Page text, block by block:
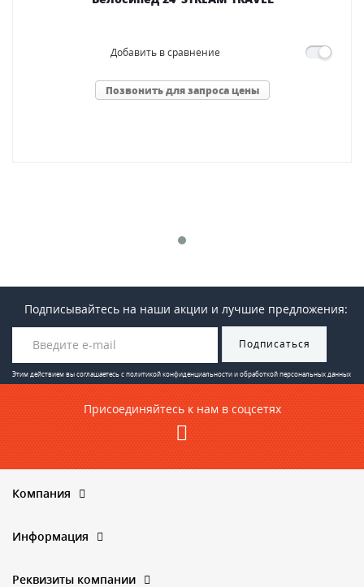
Добавить в сравнение
Позвонить для запроса цены
Подписывайтесь на наши акции и лучшие предложения:
Подписаться
Этим действием вы соглашаетесь сполитикой конфиденциальности и обработкой персональных данных
Присоединяйтесь к нам в соцсетях
Компания
Информация
Реквизиты компании